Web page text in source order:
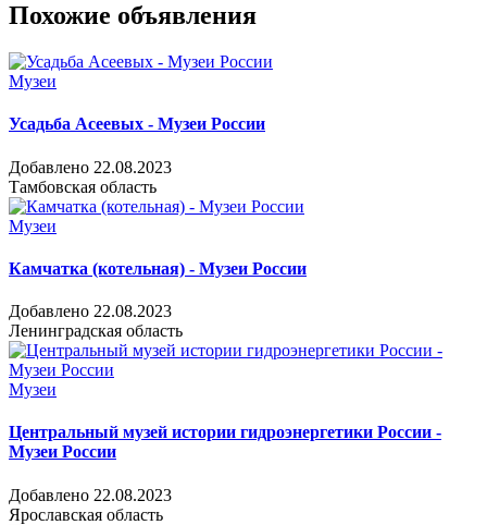
Похожие объявления
Музеи
Усадьба Асеевых - Музеи России
Добавлено 22.08.2023
Тамбовская область
Музеи
Камчатка (котельная) - Музеи России
Добавлено 22.08.2023
Ленинградская область
Музеи
Центральный музей истории гидроэнергетики России -
Музеи России
Добавлено 22.08.2023
Ярославская область